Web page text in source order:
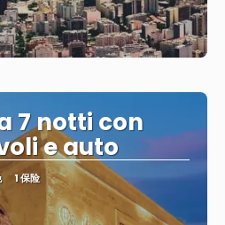
7 notti con
e auto
1 保险